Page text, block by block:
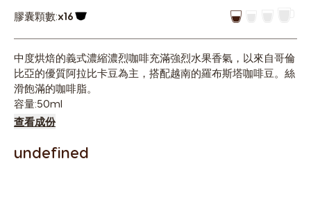
膠囊顆數:x16
中度烘焙的義式濃縮濃烈咖啡充滿強烈水果香氣，以來自哥倫
比亞的優質阿拉比卡豆為主，搭配越南的羅布斯塔咖啡豆。絲
滑飽滿的咖啡脂。
容量:50ml
查看成份
undefined